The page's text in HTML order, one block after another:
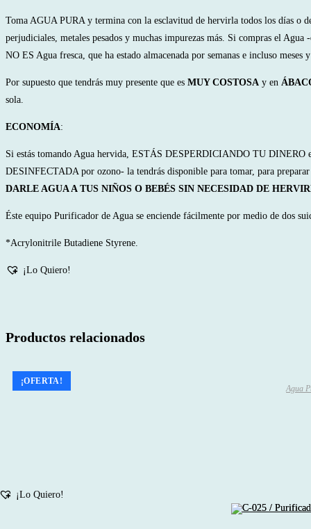
Toma AGUA PURA y termina con la esclavitud de hervirla todos los días o
perjudiciales, metales pesados y muchas impurezas más. Si compras el
NO ES Agua fresca, que ha estado almacenada por semanas e incluso meses
Por supuesto que tendrás muy presente que es MUY COSTOSA y en
sola.
ECONOMÍA:
Si estás tomando Agua hervida, ESTÁS DESPERDICIANDO TU DINERO
DESINFECTADA por ozono- la tendrás disponible para tomar, para
DARLE AGUA A TUS NIÑOS O BEBÉS SIN NECESIDAD DE
Éste equipo Purificador de Agua se enciende fácilmente por medio de dos
*Acrylonitrile Butadiene Styrene.
¡Lo Quiero!
Productos relacionados
¡OFERTA!
Agua
¡Lo Quiero!